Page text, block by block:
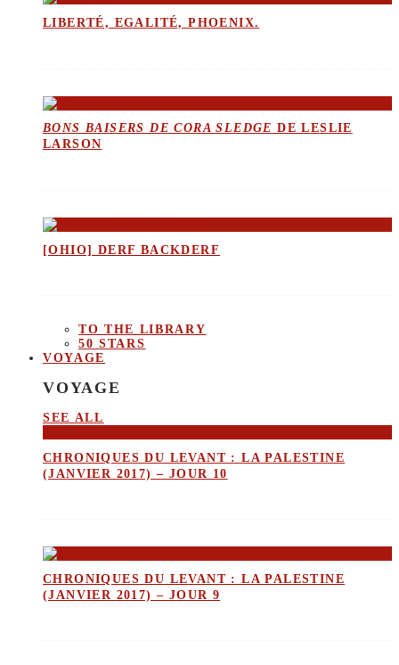
LIBERTÉ, EGALITÉ, PHOENIX.
BONS BAISERS DE CORA SLEDGE DE LESLIE
LARSON
[OHIO] DERF BACKDERF
TO THE LIBRARY
50 STARS
VOYAGE
VOYAGE
SEE ALL
CHRONIQUES DU LEVANT : LA PALESTINE
(JANVIER 2017) – JOUR 10
CHRONIQUES DU LEVANT : LA PALESTINE
(JANVIER 2017) – JOUR 9